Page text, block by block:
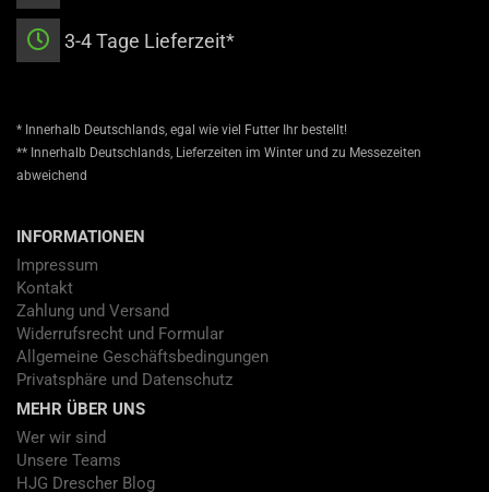
3-4 Tage Lieferzeit*
* Innerhalb Deutschlands, egal wie viel Futter Ihr bestellt!
** Innerhalb Deutschlands, Lieferzeiten im Winter und zu Messezeiten
abweichend
INFORMATIONEN
Impressum
Kontakt
Zahlung und Versand
Widerrufsrecht und Formular
Allgemeine Geschäftsbedingungen
Privatsphäre und Datenschutz
MEHR ÜBER UNS
Wer wir sind
Unsere Teams
HJG Drescher Blog